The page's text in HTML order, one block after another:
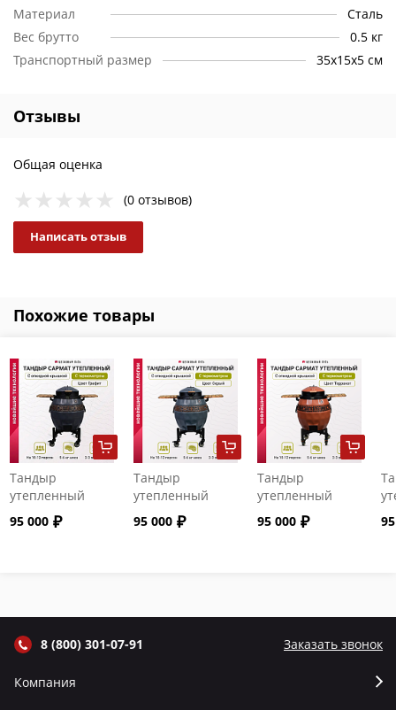
Материал
Сталь
Вес брутто
0.5 кг
Транспортный размер
35х15х5 см
Отзывы
Общая оценка
(0 отзывов)
Написать отзыв
Похожие товары
Тандыр
утепленный
"Сармат" с
откидной
95 000
Тандыр
утепленный
"Сармат" с
откидной
95 000
Тандыр
утепленный
"Сармат" с
откидной
95 000
8 (800) 301-07-91 Заказать звонок
Компания